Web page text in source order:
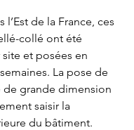
l’Est de la France, ces
collé ont été
et posées en
La pose de
de grande dimension
saisir la
du bâtiment.